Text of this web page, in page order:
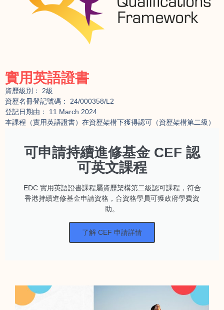
實用英語證書
資歷級別： 2級
資歷名冊登記號碼： 24/000358/L2
登記日期由： 11 March 2024
本課程（實用英語證書）在資歷架構下獲得認可（資歷架構第二級）
可申請持續進修基金 CEF 認
可英文課程
EDC 實用英語證書課程屬資歷架構第二級認可課程，符合
香港持續進修基金申請資格，合資格學員可獲政府學費資
助。
了解 CEF 申請詳情